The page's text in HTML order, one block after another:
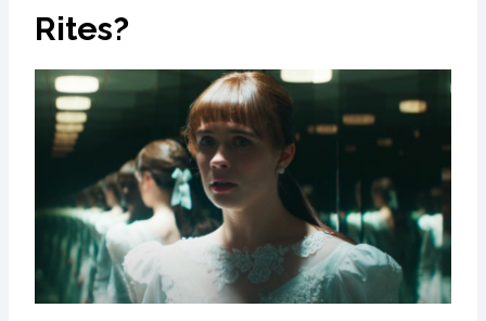
Rites?